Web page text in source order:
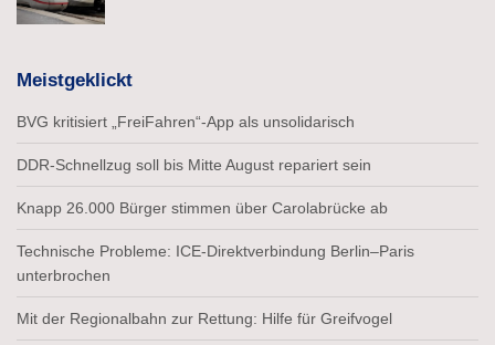
Meistgeklickt
BVG kritisiert „FreiFahren“-App als unsolidarisch
DDR-Schnellzug soll bis Mitte August repariert sein
Knapp 26.000 Bürger stimmen über Carolabrücke ab
Technische Probleme: ICE-Direktverbindung Berlin–Paris
unterbrochen
Mit der Regionalbahn zur Rettung: Hilfe für Greifvogel